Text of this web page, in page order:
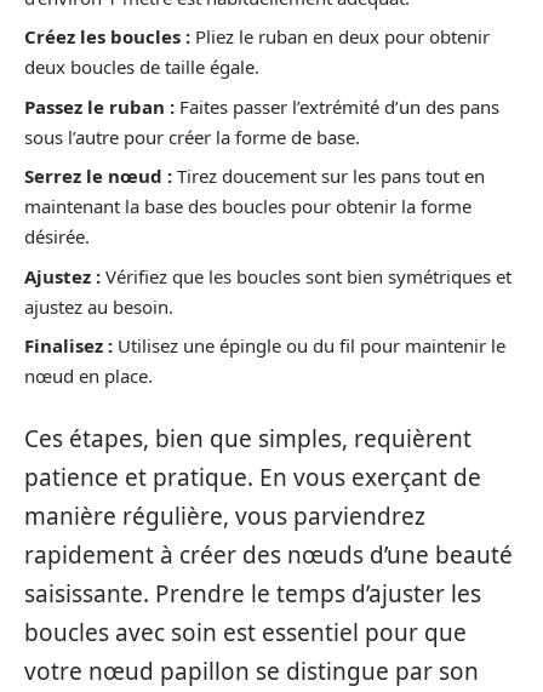
Créez les boucles : Pliez le ruban en deux pour obtenir
deux boucles de taille égale.
Passez le ruban : Faites passer l’extrémité d’un des pans
sous l’autre pour créer la forme de base.
Serrez le nœud : Tirez doucement sur les pans tout en
maintenant la base des boucles pour obtenir la forme
désirée.
Ajustez : Vérifiez que les boucles sont bien symétriques et
ajustez au besoin.
Finalisez : Utilisez une épingle ou du fil pour maintenir le
nœud en place.
Ces étapes, bien que simples, requièrent
patience et pratique. En vous exerçant de
manière régulière, vous parviendrez
rapidement à créer des nœuds d’une beauté
saisissante. Prendre le temps d’ajuster les
boucles avec soin est essentiel pour que
votre nœud papillon se distingue par son